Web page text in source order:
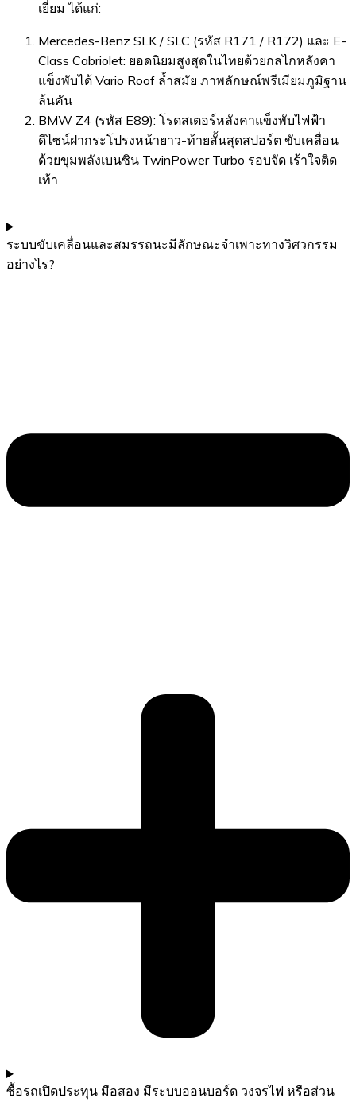
เยี่ยม ได้แก่:
Mercedes-Benz SLK / SLC (รหัส R171 / R172) และ E-
Class Cabriolet: ยอดนิยมสูงสุดในไทยด้วยกลไกหลังคา
แข็งพับได้ Vario Roof ล้ำสมัย ภาพลักษณ์พรีเมียมภูมิฐาน
ล้นคัน
BMW Z4 (รหัส E89): โรดสเตอร์หลังคาแข็งพับไฟฟ้า
ดีไซน์ฝากระโปรงหน้ายาว-ท้ายสั้นสุดสปอร์ต ขับเคลื่อน
ด้วยขุมพลังเบนซิน TwinPower Turbo รอบจัด เร้าใจติด
เท้า
ระบบขับเคลื่อนและสมรรถนะมีลักษณะจำเพาะทางวิศวกรรม
อย่างไร?
ซื้อรถเปิดประทุน มือสอง มีระบบออนบอร์ด วงจรไฟ หรือส่วน